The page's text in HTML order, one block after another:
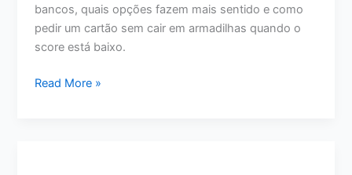
bancos, quais opções fazem mais sentido e como
pedir um cartão sem cair em armadilhas quando o
score está baixo.
Melhor
Read More »